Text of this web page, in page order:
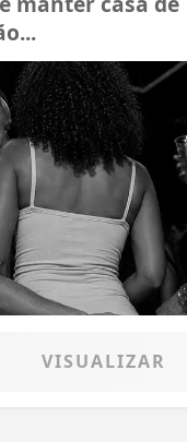
VISUALIZAR